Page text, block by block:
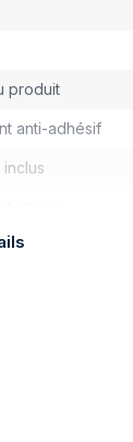
produit
anti-adhésif